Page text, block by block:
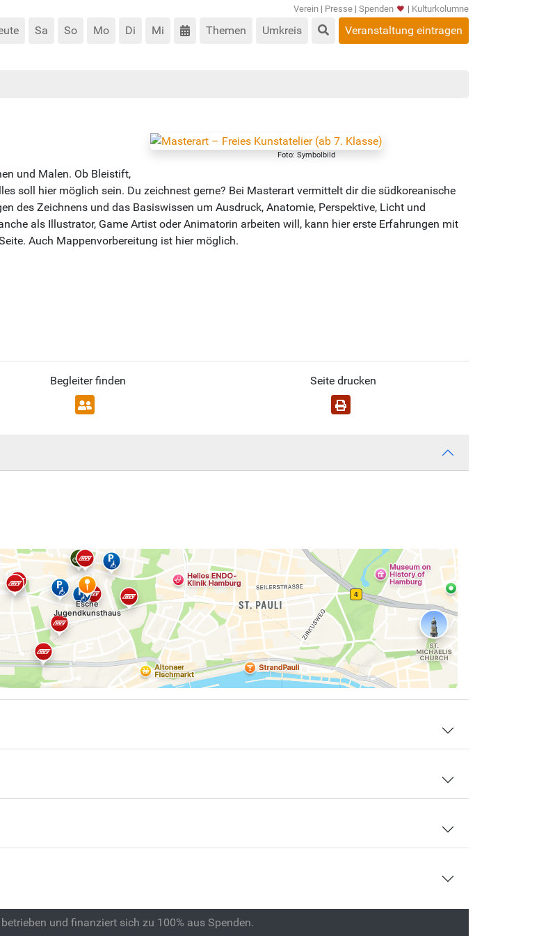
Verein | Presse | Spenden | Kulturkolumne
Sa So Mo Di Mi Themen Umkreis Veranstaltung eintragen
Foto: Symbolbild
und Malen. Ob Bleistift,
soll hier möglich sein. Du zeichnest gerne? Bei Masterart vermittelt dir die südkoreanische
des Zeichnens und das Basiswissen um Ausdruck, Anatomie, Perspektive, Licht und
als Illustrator, Game Artist oder Animatorin arbeiten will, kann hier erste Erfahrungen mit
Auch Mappenvorbereitung ist hier möglich.
Begleiter finden Seite drucken
und finanziert sich zu 100% aus Spenden.